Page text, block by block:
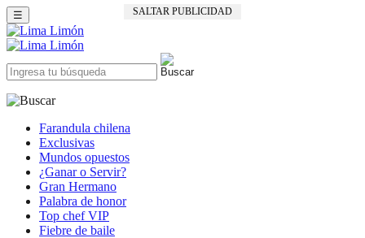
SALTAR PUBLICIDAD
☰
Farandula chilena
Exclusivas
Mundos opuestos
¿Ganar o Servir?
Gran Hermano
Palabra de honor
Top chef VIP
Fiebre de baile